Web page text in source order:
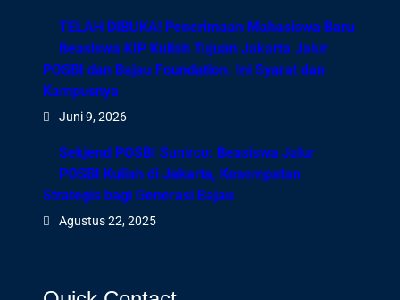
TELAH DIBUKA! Penerimaan Mahasiswa Baru
Beasiswa KIP Kuliah Tujuan Jakarta Jalur
POSBI dan Bajau Foundation. Ini Syarat dan
Kampusnya
Juni 9, 2026
Sekjend POSBI Sunirco: Beasiswa Jalur
POSBI Kuliah di Jakarta, Kesempatan
Strategis bagi Generasi Bajau
Agustus 22, 2025